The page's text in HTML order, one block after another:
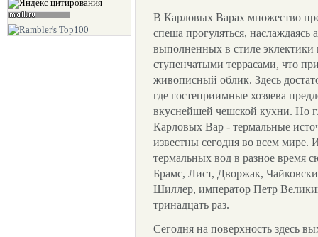
В Карловых Варах множество
спеша прогуляться,
выполненных в стиле эклектики
ступенчатыми террасами, что
живописный облик. Здесь
где гостеприимные хозяева
вкуснейшей чешской кухни. Но
Карловых Вар - термальные
известны сегодня во всем мире.
термальных вод в разное время
Брамс, Лист, Дворжак,
Шиллер, император Петр
тринадцать раз.
Сегодня на поверхность здесь